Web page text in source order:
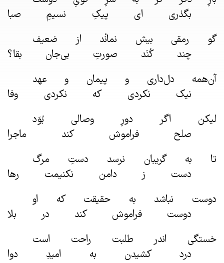
بگذری ای پیکِ نسیمِ صبا
گو رمقی بیش نمانْد از ضعیف
چند کُنَد صورتِ بی‌جان بقا؟
آن‌همه دل‌داری و پیمان و عهد
نیک نکردی که نکردی وفا
لیکن اگر دورِ وصالی بُوَد
صلح فراموش کند ماجرا
تا به گریبان نرسد دستِ مرگ
دست ز دامن نکنیمت رها
دوست نباشد به حقیقت که او
دوست فراموش کند در بلا
خستگی اندر طلبت راحت است
درد کشیدن به امیدِ دوا